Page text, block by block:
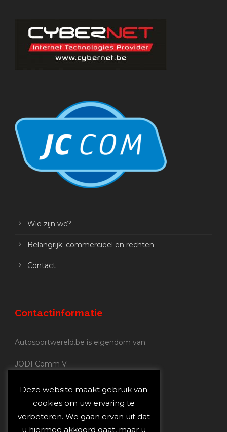
Wie zijn we?
Belangrijk: commercieel en rechten
Contact
Contactinformatie
Autosportwereld.be is eigendom van:
JODI Comm V.
Nijverheidsstraat 70
2160 Wommelgem
Autosportwereld.be:
Deze website maakt gebruik van
cookies om uw ervaring te
verbeteren. We gaan ervan uit dat
u hiermee akkoord gaat, maar u